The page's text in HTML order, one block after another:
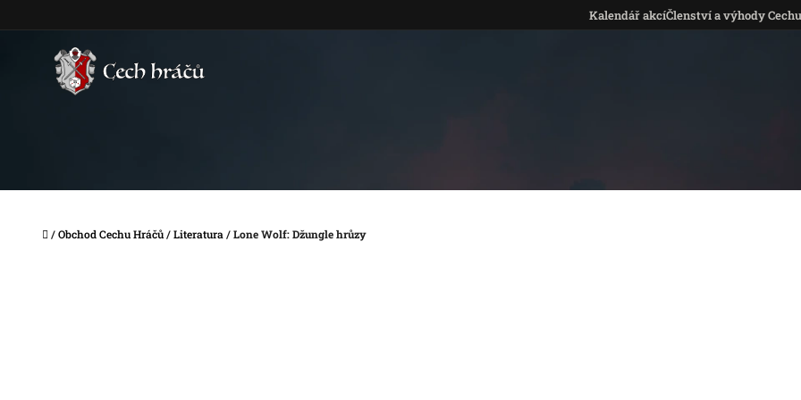
Kalendář akcíČlenství a výhody Cechu
Domů
/Obchod Cechu Hráčů/Literatura/Lone Wolf: Džungle hrůzy